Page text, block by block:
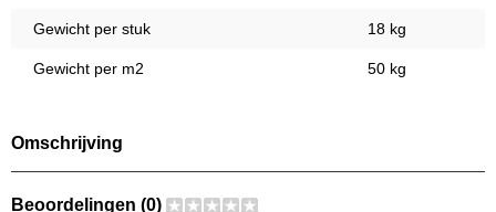
Gewicht per stuk 18 kg
Gewicht per m2 50 kg
Omschrijving
Beoordelingen (0)